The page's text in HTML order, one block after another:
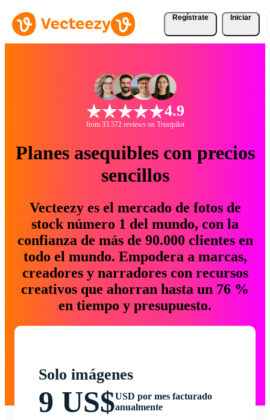
Regístrate Iniciar
4.9
from 33.572 reviews on Trustpilot
Planes asequibles con precios
sencillos
Vecteezy es el mercado de fotos de
stock número 1 del mundo, con la
confianza de más de 90.000 clientes en
todo el mundo. Empodera a marcas,
creadores y narradores con recursos
creativos que ahorran hasta un 76 %
en tiempo y presupuesto.
Solo imágenes
9 US$USD por mes facturado
anualmente